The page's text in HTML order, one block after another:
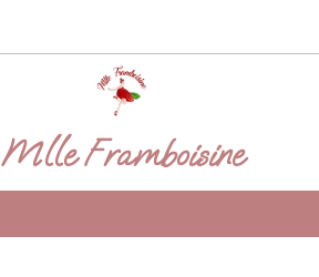
Mlle Framboisine